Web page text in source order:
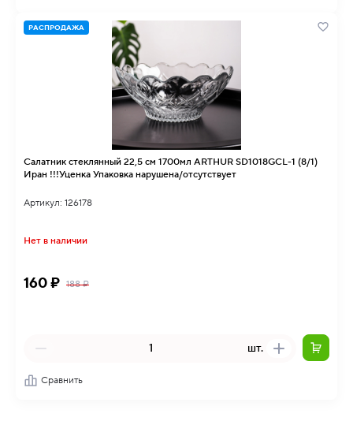
РАСПРОДАЖА
Салатник стеклянный 22,5 см 1700мл ARTHUR SD1018GCL-1 (8/1)
Иран !!!Уценка Упаковка нарушена/отсутствует
Артикул: 126178
Нет в наличии
160 ₽ 188 ₽
шт.
Сравнить